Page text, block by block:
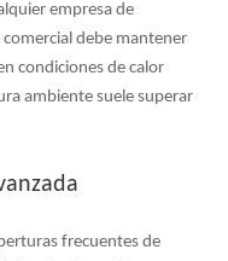
empresa de
debe mantener
condiciones de calor
ambiente suele superar
frecuentes de